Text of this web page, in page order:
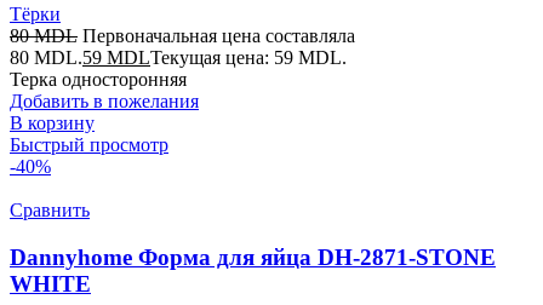
Тёрки
80MDL Первоначальная цена составляла
80 MDL.59 MDLТекущая цена: 59 MDL.
Терка односторонняя
Добавить в пожелания
В корзину
Быстрый просмотр
-40%
Сравнить
Dannyhome Форма для яйца DH-2871-STONE
WHITE